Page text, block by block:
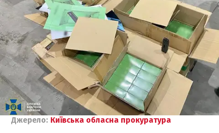
Джерело: Київська обласна прокуратура